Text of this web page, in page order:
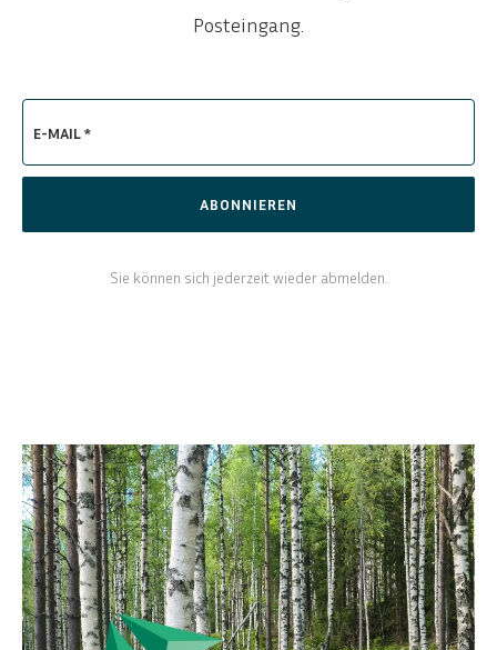
Posteingang.
E-MAIL *
ABONNIEREN
Sie können sich jederzeit wieder abmelden.